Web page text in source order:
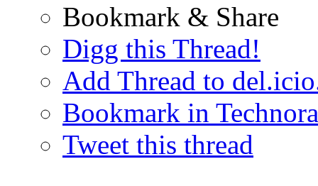
Bookmark & Share
Digg this Thread!
Add Thread to
Bookmark in
Tweet this thread